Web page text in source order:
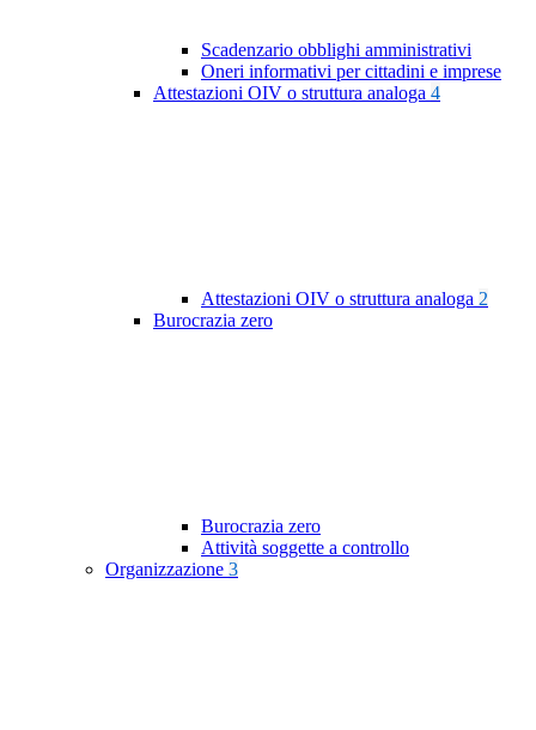
Scadenzario obblighi amministrativi
Oneri informativi per cittadini e imprese
Attestazioni OIV o struttura analoga 4
Attestazioni OIV o struttura analoga 2
Burocrazia zero
Burocrazia zero
Attività soggette a controllo
Organizzazione 3